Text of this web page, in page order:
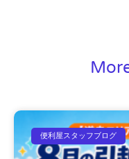
便利屋スタッフブログ